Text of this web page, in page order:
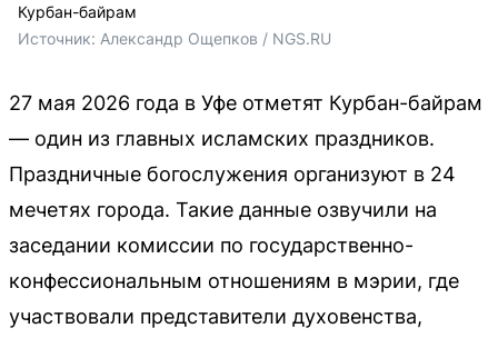
Курбан-байрам
Источник: Александр Ощепков / NGS.RU
27 мая 2026 года в Уфе отметят Курбан-байрам
— один из главных исламских праздников.
Праздничные богослужения организуют в 24
мечетях города. Такие данные озвучили на
заседании комиссии по государственно-
конфессиональным отношениям в мэрии, где
участвовали представители духовенства,